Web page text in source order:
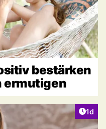
bestärken
ermutigen
1d